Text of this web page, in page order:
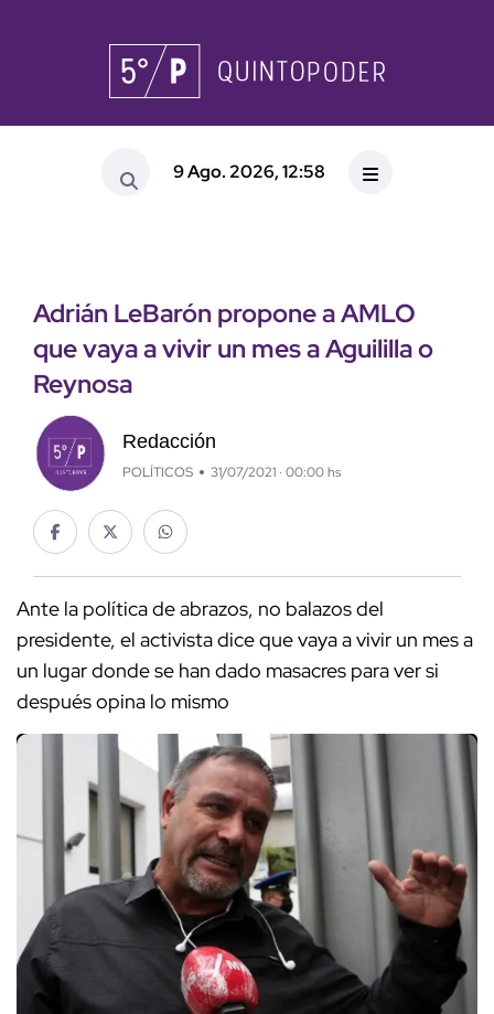
9 Ago. 2026, 12:58
Adrián LeBarón propone a AMLO
que vaya a vivir un mes a Aguililla o
Reynosa
Redacción
POLÍTICOS 31/07/2021 · 00:00 hs
Ante la política de abrazos, no balazos del
presidente, el activista dice que vaya a vivir un mes a
un lugar donde se han dado masacres para ver si
después opina lo mismo